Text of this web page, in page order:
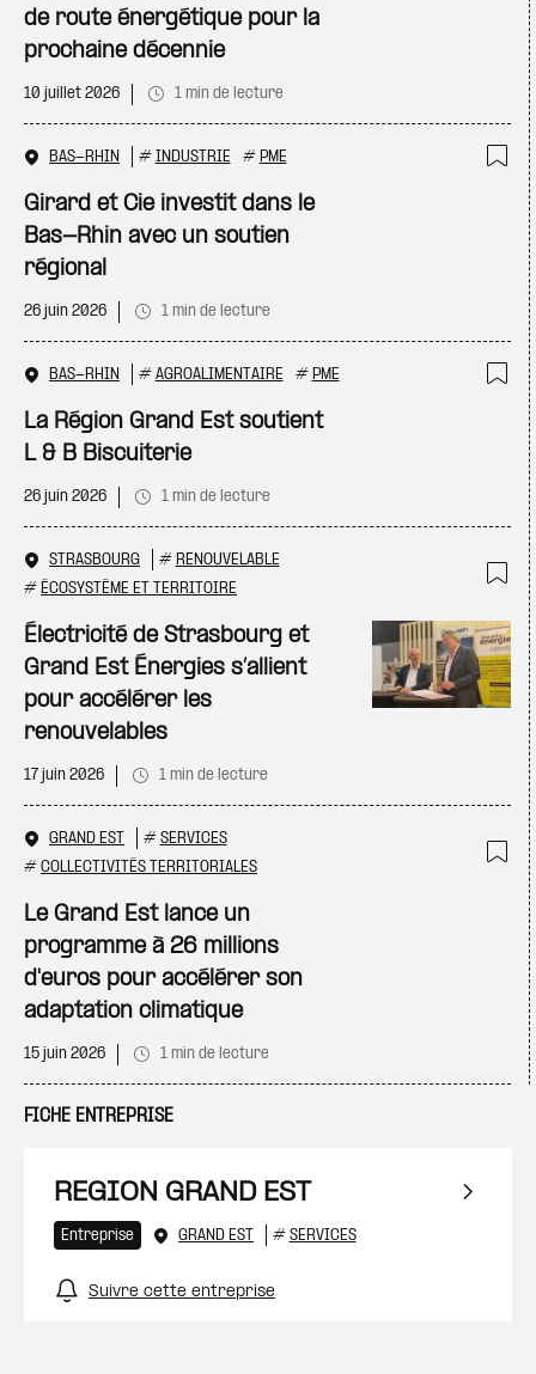
de route énergétique pour la
prochaine décennie
10 juillet 2026 1 min de lecture
BAS-RHIN # INDUSTRIE # PME
Girard et Cie investit dans le
Bas-Rhin avec un soutien
régional
26 juin 2026 1 min de lecture
BAS-RHIN # AGROALIMENTAIRE # PME
La Région Grand Est soutient
L & B Biscuiterie
26 juin 2026 1 min de lecture
STRASBOURG # RENOUVELABLE
# ÉCOSYSTÈME ET TERRITOIRE
Électricité de Strasbourg et
Grand Est Énergies s’allient
pour accélérer les
renouvelables
17 juin 2026 1 min de lecture
GRAND EST # SERVICES
# COLLECTIVITÉS TERRITORIALES
Le Grand Est lance un
programme à 26 millions
d'euros pour accélérer son
adaptation climatique
15 juin 2026 1 min de lecture
FICHE ENTREPRISE
REGION GRAND EST
Entreprise GRAND EST # SERVICES
Suivre cette entreprise